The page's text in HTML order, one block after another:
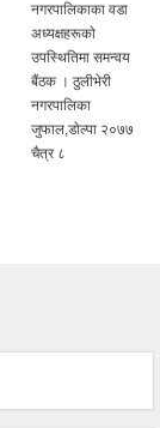
नगरपालिकाका वडा
अध्यक्षहरूकाे
उपस्थितिमा समन्वय
बैंठक । ठुलीभेरी
नगरपालिका
जुफाल,डाेल्पा २०७७
चैत्र ८